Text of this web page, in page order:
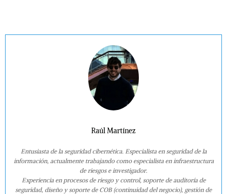
Raúl Martínez
Entusiasta de la seguridad cibernética. Especialista en seguridad de la
información, actualmente trabajando como especialista en infraestructura
de riesgos e investigador.
Experiencia en procesos de riesgo y control, soporte de auditoría de
seguridad, diseño y soporte de COB (continuidad del negocio), gestión de